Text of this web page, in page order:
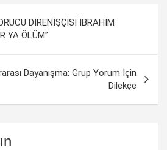
DİRENİŞÇİSİ İBRAHİM
YA ÖLÜM”
Dayanışma: Grup Yorum İçin
Dilekçe